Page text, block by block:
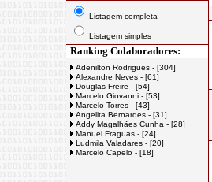
Listagem completa
Listagem simples
Ranking Colaboradores:
Adenilton Rodrigues - [304]
Alexandre Neves - [61]
Douglas Freire - [54]
Marcelo Giovanni - [53]
Marcelo Torres - [43]
Angelita Bernardes - [31]
Addy Magalhães Cunha - [28]
Manuel Fraguas - [24]
Ludmila Valadares - [20]
Marcelo Capelo - [18]